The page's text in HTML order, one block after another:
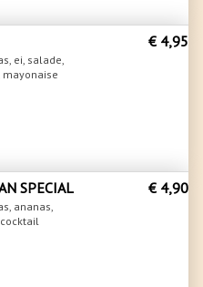
ei, salade,
€ 4,95
SPECIAL
ananas,
€ 4,90